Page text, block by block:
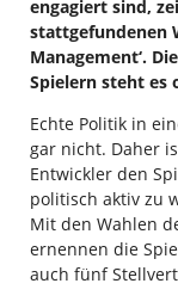
engagiert sind,
stattgefundenen
Management‘.
Spielern steht es
Echte Politik in
gar nicht. Daher
Entwickler den
politisch aktiv zu
Mit den Wahlen
ernennen die
auch fünf